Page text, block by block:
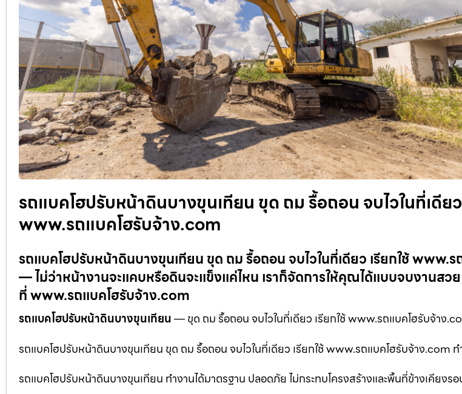
รถแบคโฮปรับหน้าดินบางขุนเทียน ขุด ถม รื้อถอน จบไวในที่เดียว
www.รถแบคโฮรับจ้าง.com
รถแบคโฮปรับหน้าดินบางขุนเทียน ขุด ถม รื้อถอน จบไวในที่เดียว เรียกใช้ www.
— ไม่ว่าหน้างานจะแคบหรือดินจะแข็งแค่ไหน เราก็จัดการให้คุณได้แบบจบงานสวย
ที่ www.รถแบคโฮรับจ้าง.com
รถแบคโฮปรับหน้าดินบางขุนเทียน— ขุด ถม รื้อถอน จบไวในที่เดียว เรียกใช้ www.รถแบคโฮรับจ้าง
รถแบคโฮปรับหน้าดินบางขุนเทียน ขุด ถม รื้อถอน จบไวในที่เดียว เรียกใช้ www.รถแบคโฮรับจ้าง.com
รถแบคโฮปรับหน้าดินบางขุนเทียน ทำงานได้มาตรฐาน ปลอดภัย ไม่กระทบโครงสร้างและพื้นที่ข้างเคียงร